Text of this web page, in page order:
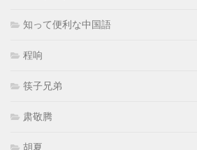
知って便利な中国語
程响
筷子兄弟
肃敬腾
胡夏